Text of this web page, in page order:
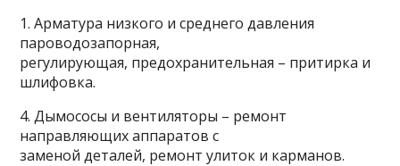
1. Арматура низкого и среднего давления
пароводозапорная,
регулирующая, предохранительная – притирка и
шлифовка.
4. Дымососы и вентиляторы – ремонт
направляющих аппаратов с
заменой деталей, ремонт улиток и карманов.